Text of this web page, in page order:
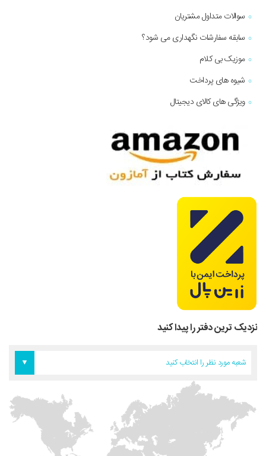
سوالات متداول مشتریان
سابقه سفارشات نگهداری می شود؟
موزیک بی کلام
شیوه های پرداخت
ویژگی های کالای دیجیتال
نزدیک ترین دفتر را پیدا کنید
شعبه مورد نظر را انتخاب کنید